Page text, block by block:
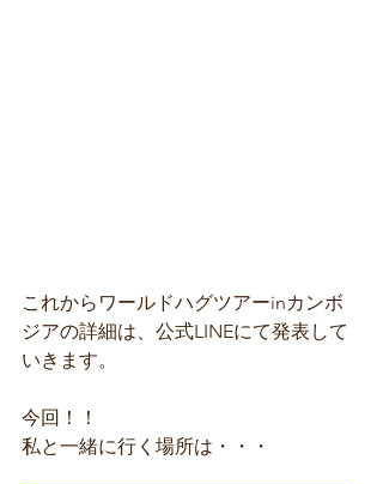
これからワールドハグツアーinカンボ
ジアの詳細は、公式LINEにて発表して
いきます。
今回！！
私と一緒に行く場所は・・・